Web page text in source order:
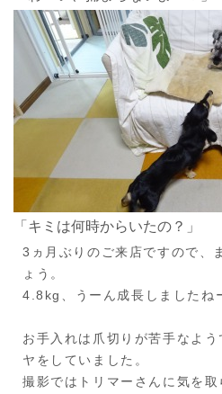
「キミは何時からいたの？」
3ヵ月ぶりのご来店ですので、
ょう。
4.8kg、うーん成長しましたね
お手入れは爪切りが苦手なよ
ヤをしていました。
撮影ではトリマーさんに気を